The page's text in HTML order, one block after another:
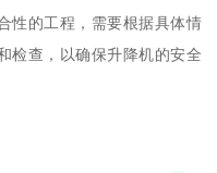
性的工程，需要根据具体情
检查，以确保升降机的安全